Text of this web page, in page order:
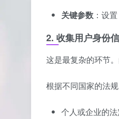
关键参数 ：设置
2. 收集用户身份
这是最复杂的环节
根据不同国家的法
个人或企业的法